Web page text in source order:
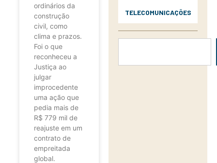
ordinários da
construção
civil, como
clima e prazos.
Foi o que
reconheceu a
Justiça ao
julgar
improcedente
uma ação que
pedia mais de
R$ 779 mil de
reajuste em um
contrato de
empreitada
global.
TELECOMUNICAÇÕES